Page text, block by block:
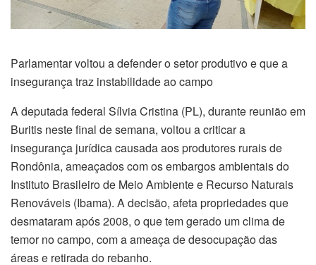
Parlamentar voltou a defender o setor produtivo e que a
insegurança traz instabilidade ao campo
A deputada federal Sílvia Cristina (PL), durante reunião em
Buritis neste final de semana, voltou a criticar a
insegurança jurídica causada aos produtores rurais de
Rondônia, ameaçados com os embargos ambientais do
Instituto Brasileiro de Meio Ambiente e Recurso Naturais
Renováveis (Ibama). A decisão, afeta propriedades que
desmataram após 2008, o que tem gerado um clima de
temor no campo, com a ameaça de desocupação das
áreas e retirada do rebanho.